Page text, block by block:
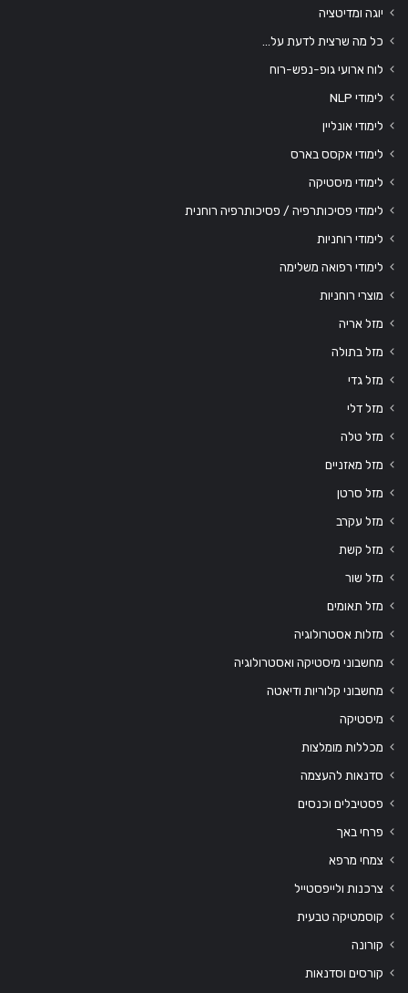
יוגה ומדיטציה
כל מה שרצית לדעת על…
לוח ארועי גופ-נפש-רוח
לימודי NLP
לימודי אונליין
לימודי אקסס בארס
לימודי מיסטיקה
לימודי פסיכותרפיה / פסיכותרפיה רוחנית
לימודי רוחניות
לימודי רפואה משלימה
מוצרי רוחניות
מזל אריה
מזל בתולה
מזל גדי
מזל דלי
מזל טלה
מזל מאזניים
מזל סרטן
מזל עקרב
מזל קשת
מזל שור
מזל תאומים
מזלות אסטרולוגיה
מחשבוני מיסטיקה ואסטרולוגיה
מחשבוני קלוריות ודיאטה
מיסטיקה
מכללות מומלצות
סדנאות להעצמה
פסטיבלים וכנסים
פרחי באך
צמחי מרפא
צרכנות ולייפסטייל
קוסמטיקה טבעית
קורונה
קורסים וסדנאות